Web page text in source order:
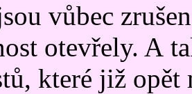
vůbec
otevřely. A
které již opět